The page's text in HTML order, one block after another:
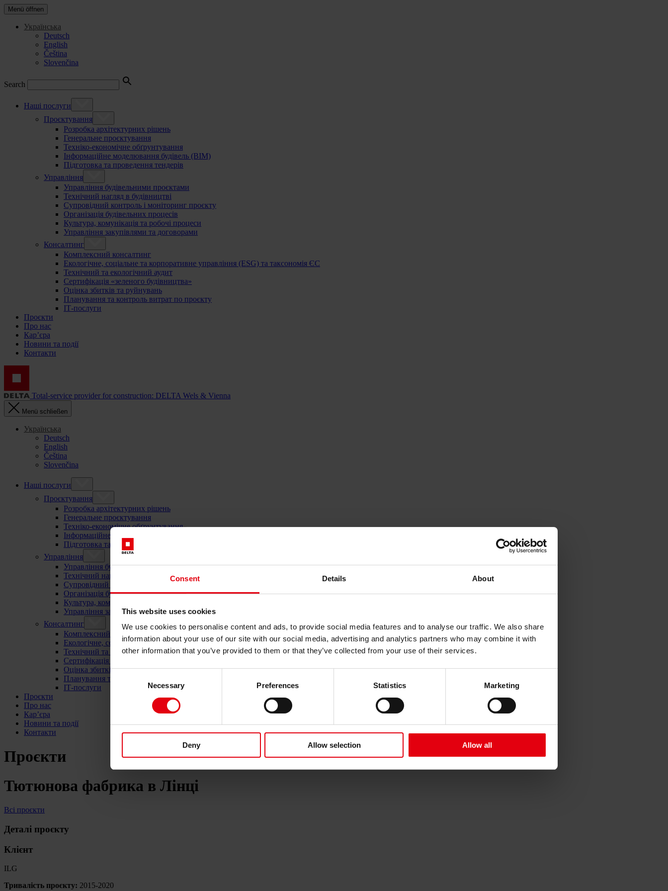
Consent Details About
This website uses cookies
We use cookies to personalise content and ads, to provide social media features and to analyse our traffic. We also share
information about your use of our site with our social media, advertising and analytics partners who may combine it with
other information that you’ve provided to them or that they’ve collected from your use of their services.
Consent
Necessary Preferences Statistics Marketing
Deny Allow selection Allow all
Menü öffnen
Українська
Deutsch
English
Čeština
Slovenčina
Search
Наші послуги
Проєктування
Розробка архітектурних рішень
Генеральне проєктування
Техніко-економічне обґрунтування
Інформаційне моделювання будівель (BIM)
Підготовка та проведення тендерів
Управління
Управління будівельними проєктами
Технічний нагляд в будівництві
Супровідний контроль і моніторинг проєкту
Організація будівельних процесів
Культура, комунікація та робочі процеси
Управління закупівлями та договорами
Консалтинг
Комплексний консалтинг
Екологічне, соціальне та корпоративне управління (ESG) та таксономія ЄС
Технічний та екологічний аудит
Сертифікація «зеленого будівництва»
Оцінка збитків та руйнувань
Планування та контроль витрат по проєкту
ІТ-послуги
Проєкти
Про нас
Кар’єра
Новини та події
Контакти
Total-service provider for construction: DELTA Wels & Vienna
Menü schließen
Українська
Deutsch
English
Čeština
Slovenčina
Наші послуги
Проєктування
Розробка архітектурних рішень
Генеральне проєктування
Техніко-економічне обґрунтування
Інформаційне моделювання будівель (BIM)
Підготовка та проведення тендерів
Управління
Управління будівельними проєктами
Технічний нагляд в будівництві
Супровідний контроль і моніторинг проєкту
Організація будівельних процесів
Культура, комунікація та робочі процеси
Управління закупівлями та договорами
Консалтинг
Комплексний консалтинг
Екологічне, соціальне та корпоративне управління (ESG) та таксономія ЄС
Технічний та екологічний аудит
Сертифікація «зеленого будівництва»
Оцінка збитків та руйнувань
Планування та контроль витрат по проєкту
ІТ-послуги
Проєкти
Про нас
Кар’єра
Новини та події
Контакти
Проєкти
Тютюнова фабрика в Лінці
Всі проєкти
Деталі проєкту
Клієнт
ILG
Тривалість проєкту: 2015-2020